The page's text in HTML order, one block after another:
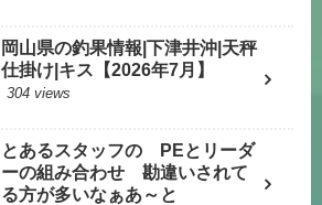
岡山県の釣果情報|下津井沖|天秤
仕掛け|キス【2026年7月】
304 views
とあるスタッフの PEとリーダ
ーの組み合わせ 勘違いされて
る方が多いなぁあ～と